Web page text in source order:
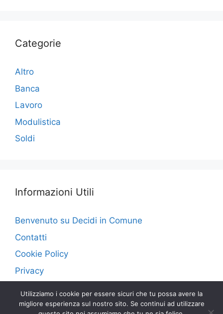
Categorie
Altro
Banca
Lavoro
Modulistica
Soldi
Informazioni Utili
Benvenuto su Decidi in Comune
Contatti
Cookie Policy
Privacy
Utilizziamo i cookie per essere sicuri che tu possa avere la
migliore esperienza sul nostro sito. Se continui ad utilizzare